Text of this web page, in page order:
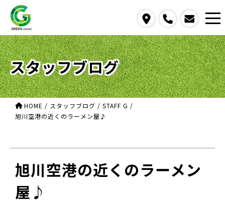
contact us
スタッフブログ
HOME / スタッフブログ / STAFF G /
旭川空港の近くのラーメン屋♪
旭川空港の近くのラーメン
屋♪